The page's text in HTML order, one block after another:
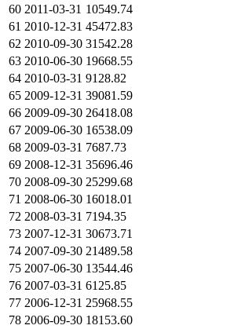
60 2011-03-31 10549.74
61 2010-12-31 45472.83
62 2010-09-30 31542.28
63 2010-06-30 19668.55
64 2010-03-31 9128.82
65 2009-12-31 39081.59
66 2009-09-30 26418.08
67 2009-06-30 16538.09
68 2009-03-31 7687.73
69 2008-12-31 35696.46
70 2008-09-30 25299.68
71 2008-06-30 16018.01
72 2008-03-31 7194.35
73 2007-12-31 30673.71
74 2007-09-30 21489.58
75 2007-06-30 13544.46
76 2007-03-31 6125.85
77 2006-12-31 25968.55
78 2006-09-30 18153.60